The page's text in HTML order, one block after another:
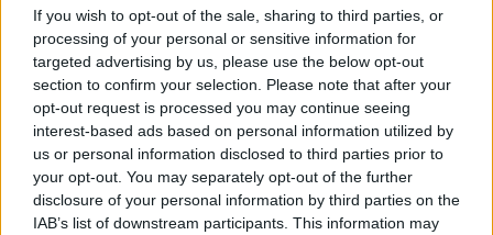
If you wish to opt-out of the sale, sharing to third parties, or
processing of your personal or sensitive information for
targeted advertising by us, please use the below opt-out
section to confirm your selection. Please note that after your
opt-out request is processed you may continue seeing
interest-based ads based on personal information utilized by
us or personal information disclosed to third parties prior to
your opt-out. You may separately opt-out of the further
disclosure of your personal information by third parties on the
IAB’s list of downstream participants. This information may
felbontására, mert hasonló bántalmazásokat hasonló
körülmények között a feleség már a múltban is
megbocsátott az együttélés folytatása által és nem is emiatt
szakította meg a házassági életközösséget”– fejtegeti a
bíró figyelemre méltó logikával 1933-ban, miért van még
kevésbé joga a váláshoz annak a feleségnek, akit már
korábban is bántalmazott a férje. (Szerinte tehát aki
egyszer megbocsátotta a verést, a továbbiakban mindig
köteles így tenni!)